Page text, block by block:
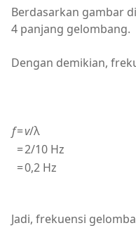
Berdasarkan gambar
4 panjang gelombang.
Dengan demikian,
f=v/λ
=2/10 Hz
=0,2 Hz
Jadi, frekuensi